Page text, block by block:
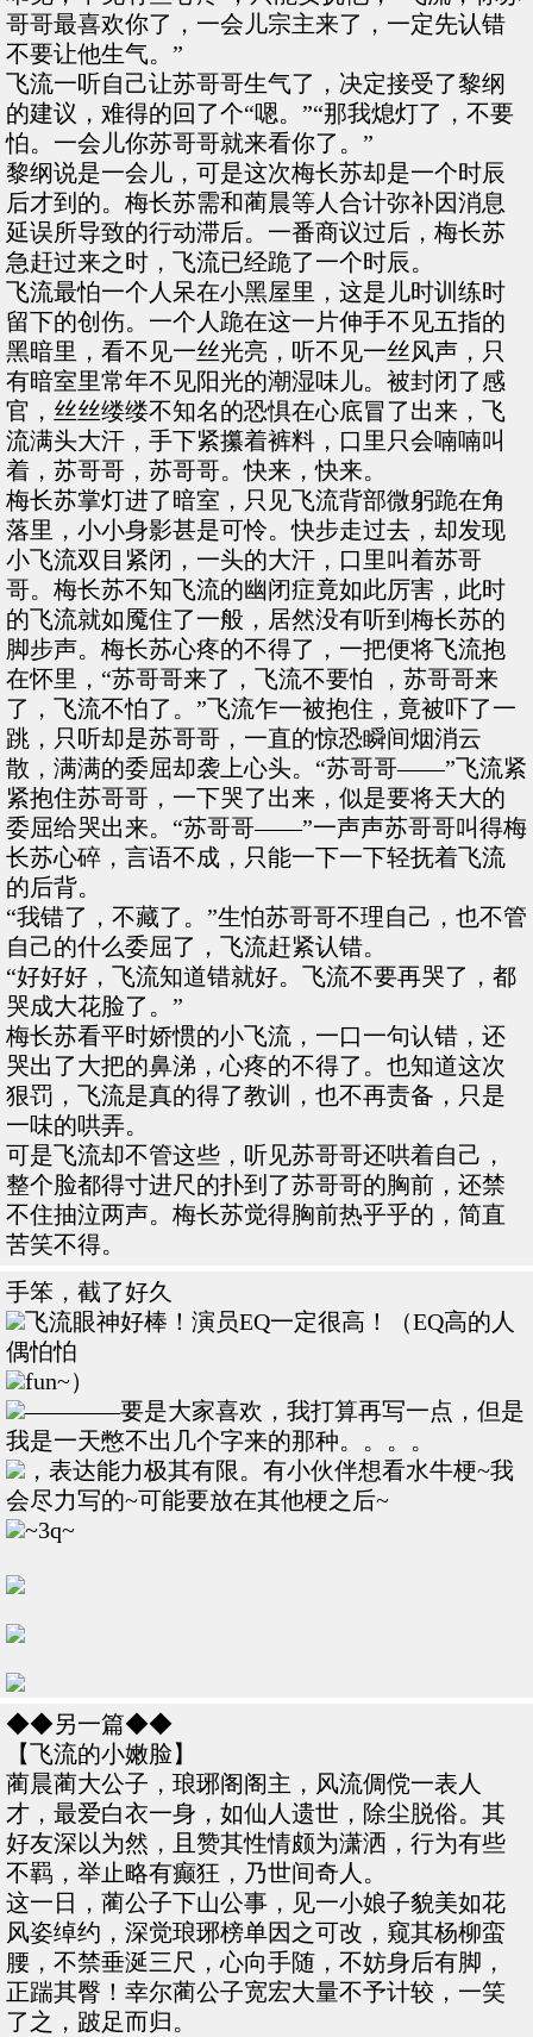
哥哥最喜欢你了，一会儿宗主来了，一定先认错
不要让他生气。”
飞流一听自己让苏哥哥生气了，决定接受了黎纲
的建议，难得的回了个“嗯。”“那我熄灯了，不要
怕。一会儿你苏哥哥就来看你了。”
黎纲说是一会儿，可是这次梅长苏却是一个时辰
后才到的。梅长苏需和蔺晨等人合计弥补因消息
延误所导致的行动滞后。一番商议过后，梅长苏
急赶过来之时，飞流已经跪了一个时辰。
飞流最怕一个人呆在小黑屋里，这是儿时训练时
留下的创伤。一个人跪在这一片伸手不见五指的
黑暗里，看不见一丝光亮，听不见一丝风声，只
有暗室里常年不见阳光的潮湿味儿。被封闭了感
官，丝丝缕缕不知名的恐惧在心底冒了出来，飞
流满头大汗，手下紧攥着裤料，口里只会喃喃叫
着，苏哥哥，苏哥哥。快来，快来。
梅长苏掌灯进了暗室，只见飞流背部微躬跪在角
落里，小小身影甚是可怜。快步走过去，却发现
小飞流双目紧闭，一头的大汗，口里叫着苏哥
哥。梅长苏不知飞流的幽闭症竟如此厉害，此时
的飞流就如魇住了一般，居然没有听到梅长苏的
脚步声。梅长苏心疼的不得了，一把便将飞流抱
在怀里，“苏哥哥来了，飞流不要怕 ，苏哥哥来
了，飞流不怕了。”飞流乍一被抱住，竟被吓了一
跳，只听却是苏哥哥，一直的惊恐瞬间烟消云
散，满满的委屈却袭上心头。“苏哥哥——”飞流紧
紧抱住苏哥哥，一下哭了出来，似是要将天大的
委屈给哭出来。“苏哥哥——”一声声苏哥哥叫得梅
长苏心碎，言语不成，只能一下一下轻抚着飞流
的后背。
“我错了，不藏了。”生怕苏哥哥不理自己，也不管
自己的什么委屈了，飞流赶紧认错。
“好好好，飞流知道错就好。飞流不要再哭了，都
哭成大花脸了。”
梅长苏看平时娇惯的小飞流，一口一句认错，还
哭出了大把的鼻涕，心疼的不得了。也知道这次
狠罚，飞流是真的得了教训，也不再责备，只是
一味的哄弄。
可是飞流却不管这些，听见苏哥哥还哄着自己，
整个脸都得寸进尺的扑到了苏哥哥的胸前，还禁
不住抽泣两声。梅长苏觉得胸前热乎乎的，简直
苦笑不得。
手笨，截了好久
飞流眼神好棒！演员EQ一定很高！（EQ高的人
偶怕怕
fun~）
————要是大家喜欢，我打算再写一点，但是
我是一天憋不出几个字来的那种。。。。
，表达能力极其有限。有小伙伴想看水牛梗~我
会尽力写的~可能要放在其他梗之后~
~3q~
◆◆另一篇◆◆
【飞流的小嫩脸】
蔺晨蔺大公子，琅琊阁阁主，风流倜傥一表人
才，最爱白衣一身，如仙人遗世，除尘脱俗。其
好友深以为然，且赞其性情颇为潇洒，行为有些
不羁，举止略有癫狂，乃世间奇人。
这一日，蔺公子下山公事，见一小娘子貌美如花
风姿绰约，深觉琅琊榜单因之可改，窥其杨柳蛮
腰，不禁垂涎三尺，心向手随，不妨身后有脚，
正踹其臀！幸尔蔺公子宽宏大量不予计较，一笑
了之，跛足而归。